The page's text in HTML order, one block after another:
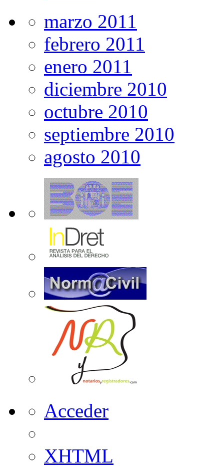
marzo 2011
febrero 2011
enero 2011
diciembre 2010
octubre 2010
septiembre 2010
agosto 2010
Acceder
XHTML